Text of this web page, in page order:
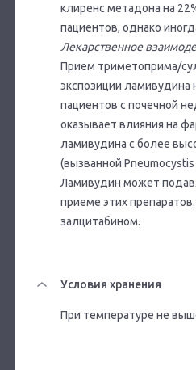
клиренс метадона на
пациентов, однако
Лекарственное
Прием триметоприма/
экспозиции ламивудина
пациентов с почечной
оказывает влияния на
ламивудина с более
(вызванной
Ламивудин может
приеме этих
залцитабином.
Условия хранения
При температуре не